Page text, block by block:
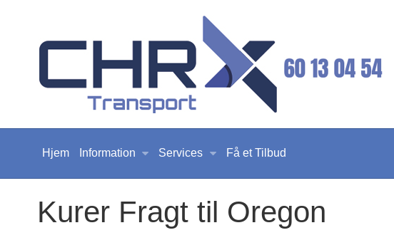
Hjem Information Services Få et Tilbud
Kurer Fragt til Oregon